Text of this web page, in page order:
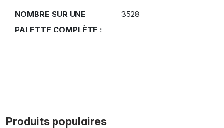
NOMBRE SUR UNE
PALETTE COMPLÈTE :
3528
Produits populaires